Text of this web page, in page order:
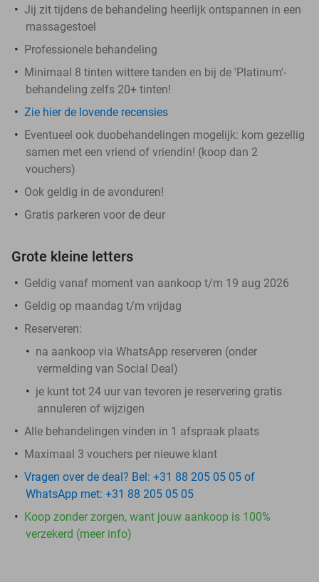
Jij zit tijdens de behandeling heerlijk ontspannen in een
massagestoel
Professionele behandeling
Minimaal 8 tinten wittere tanden en bij de 'Platinum'-
behandeling zelfs 20+ tinten!
Zie hier de lovende recensies
Eventueel ook duobehandelingen mogelijk: kom gezellig
samen met een vriend of vriendin! (koop dan 2
vouchers)
Ook geldig in de avonduren!
Gratis parkeren voor de deur
Grote kleine letters
Geldig vanaf moment van aankoop t/m 19 aug 2026
Geldig op maandag t/m vrijdag
Reserveren:
na aankoop via WhatsApp reserveren (onder
vermelding van Social Deal)
je kunt tot 24 uur van tevoren je reservering gratis
annuleren of wijzigen
Alle behandelingen vinden in 1 afspraak plaats
Maximaal 3 vouchers per nieuwe klant
Vragen over de deal? Bel: +31 88 205 05 05 of
WhatsApp met: +31 88 205 05 05
Koop zonder zorgen, want jouw aankoop is 100%
verzekerd (meer info)